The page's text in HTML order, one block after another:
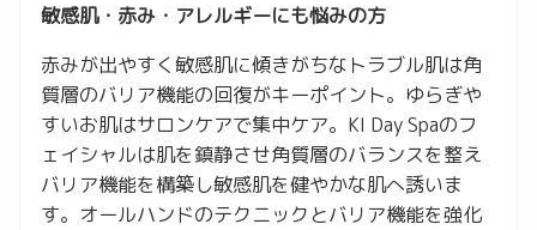
敏感肌・赤み・アレルギーにも悩みの方
赤みが出やすく敏感肌に傾きがちなトラブル肌は角
質層のバリア機能の回復がキーポイント。ゆらぎや
すいお肌はサロンケアで集中ケア。KI Day Spaのフ
ェイシャルは肌を鎮静させ角質層のバランスを整え
バリア機能を構築し敏感肌を健やかな肌へ誘いま
す。オールハンドのテクニックとバリア機能を強化